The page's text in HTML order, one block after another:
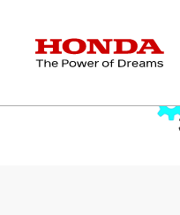
HONDA The
テクノロジー/イノ
サステナビリティ